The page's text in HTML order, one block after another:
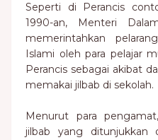
Seperti di Perancis
1990-an, Menteri
memerintahkan
Islami oleh para pelajar
Perancis sebagai akibat
memakai jilbab di sekolah.
Menurut para
jilbab yang ditunjukkan